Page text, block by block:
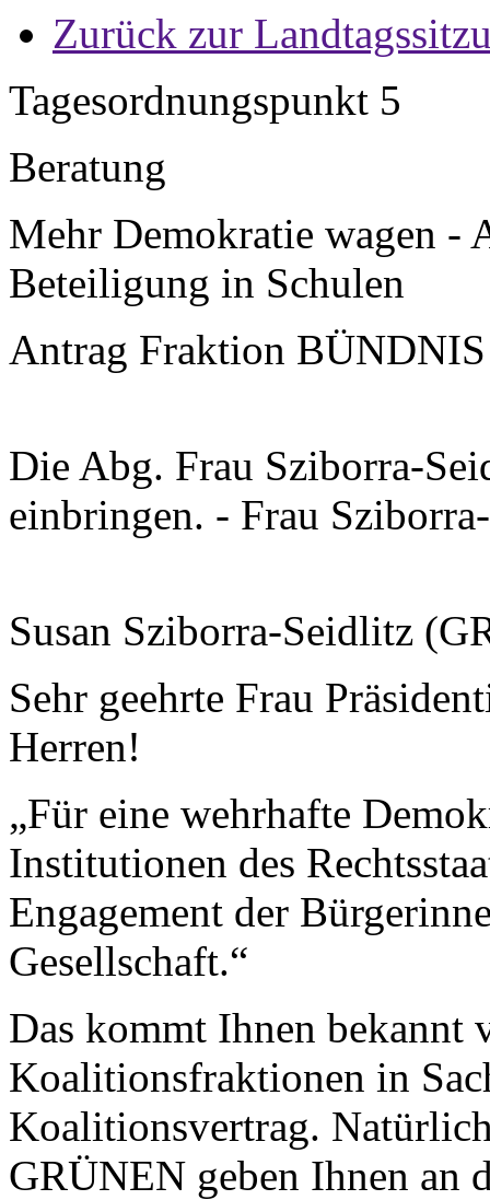
Zurück zur
Tagesordnungspunkt 5
Beratung
Mehr Demokratie wagen -
Beteiligung in Schulen
Antrag Fraktion
Die Abg. Frau Sziborra-
einbringen. - Frau
Susan Sziborra-Seidlitz
Sehr geehrte Frau
Herren!
„Für eine wehrhafte
Institutionen des
Engagement der
Gesellschaft.“
Das kommt Ihnen bekannt
Koalitionsfraktionen in
Koalitionsvertrag.
GRÜNEN geben Ihnen an